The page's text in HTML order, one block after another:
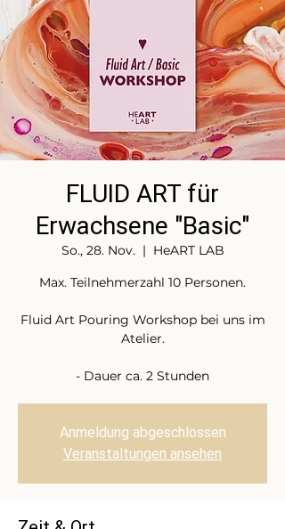
FLUID ART für
Erwachsene "Basic"
So., 28. Nov.
  |
HeART LAB
Max. Teilnehmerzahl 10 Personen.
Fluid Art Pouring Workshop bei uns im
Atelier.
- Dauer ca. 2 Stunden
Anmeldung abgeschlossen
Veranstaltungen ansehen